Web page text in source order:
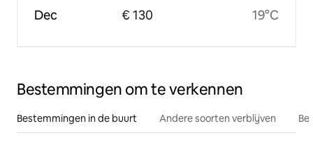
Dec € 130 19°C
Bestemmingen om te verkennen
Bestemmingen in de buurt Andere soorten verblijven